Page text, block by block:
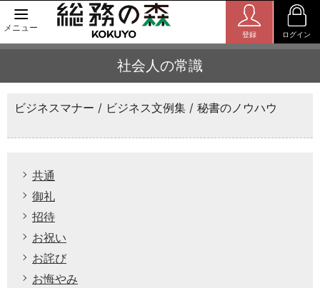
メニュー
登録 ログイン
社会人の常識
ビジネスマナー ビジネス文例集 秘書のノウハウ
共通
御礼
招待
お祝い
お詫び
お悔やみ